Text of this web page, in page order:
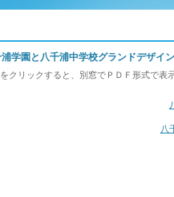
浦学園と八千浦中学校グランドデザイ
クリックすると、別窓でＰＤＦ形式で表
八